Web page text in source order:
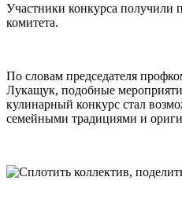
Участники конкурса получили
комитета.
По словам председателя
Лукащук, подобные
кулинарный конкурс стал
семейными традициями и